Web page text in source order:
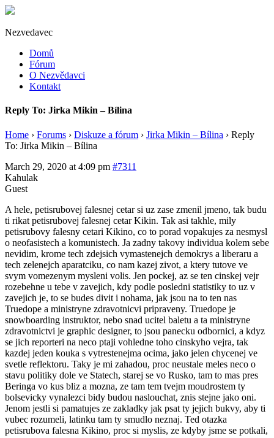
Nezvedavec
Domů
Fórum
O Nezvědavci
Kontakt
Reply To: Jirka Mikin – Bílina
Home › Forums › Diskuze a fórum › Jirka Mikin – Bílina › Reply
To: Jirka Mikin – Bílina
March 29, 2020 at 4:09 pm #7311
Kahulak
Guest
A hele, petisrubovej falesnej cetar si uz zase zmenil jmeno, tak budu
ti rikat petisrubovej falesnej cetar Kikin. Tak asi takhle, mily
petisrubovy falesny cetari Kikino, co to porad vopakujes za nesmysl
o neofasistech a komunistech. Ja zadny takovy individua kolem sebe
nevidim, krome tech zdejsich vymastenejch demokrys a liberaru a
tech zelenejch aparatciku, co nam kazej zivot, a ktery tutove ve
svym vomezenym mysleni volis. Jen pockej, az se ten cinskej vejr
rozebehne u tebe v zavejich, kdy podle posledni statistiky to uz v
zavejich je, to se budes divit i nohama, jak jsou na to ten nas
Truedope a ministryne zdravotnicvi pripraveny. Truedope je
snowboarding instruktor, nebo snad ucitel baletu a ta ministryne
zdravotnictvi je graphic designer, to jsou panecku odbornici, a kdyz
se jich reporteri na neco ptaji vohledne toho cinskyho vejra, tak
kazdej jeden kouka s vytrestenejma ocima, jako jelen chycenej ve
svetle reflektoru. Taky je mi zahadou, proc neustale meles neco o
stavu politiky dole ve Statech, starej se vo Rusko, tam to mas pres
Beringa vo kus bliz a mozna, ze tam tem tvejm moudrostem ty
bolsevicky vynalezci bidy budou naslouchat, znis stejne jako oni.
Jenom jestli si pamatujes ze zakladky jak psat ty jejich bukvy, aby ti
vubec rozumeli, latinku tam ty smudlo neznaj. Ted otazka
petisrubova falesna Kikino, proc si myslis, ze kdyby jsme se potkali,